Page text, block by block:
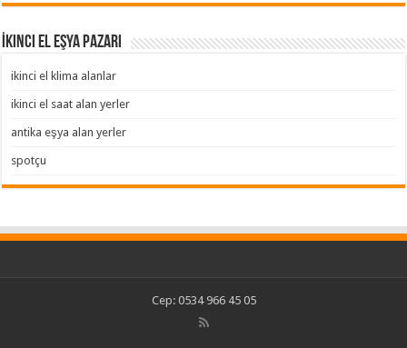
İkinci El Eşya Pazarı
ikinci el klima alanlar
ikinci el saat alan yerler
antika eşya alan yerler
spotçu
Cep: 0534 966 45 05